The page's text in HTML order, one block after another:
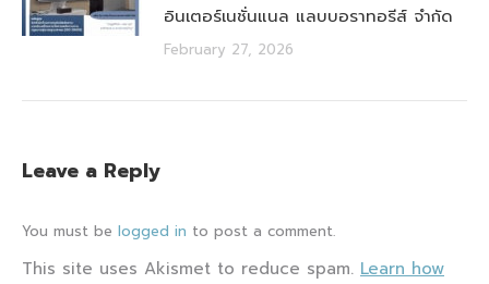
อินเตอร์เนชั่นแนล แลบบอราทอรีส์ จำกัด
February 27, 2026
Leave a Reply
You must be logged in to post a comment.
This site uses Akismet to reduce spam. Learn how